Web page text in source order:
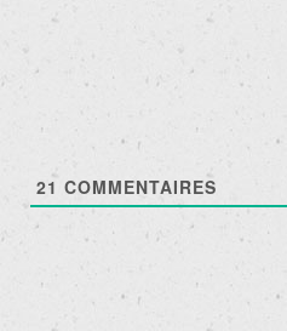
articles
21 COMMENTAIRES